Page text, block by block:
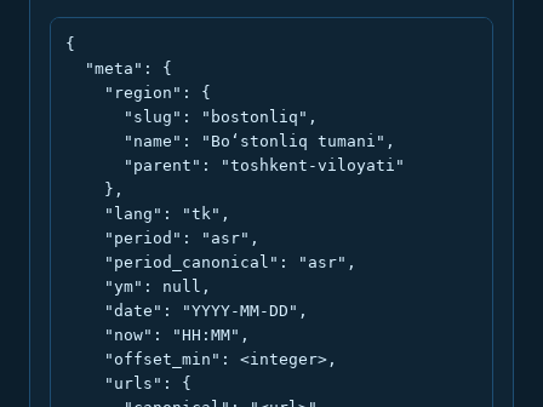
{
  "meta": {
    "region": {
      "slug": "bostonliq",
      "name": "Bo‘stonliq tumani",
      "parent": "toshkent-viloyati"
    },
    "lang": "tk",
    "period": "asr",
    "period_canonical": "asr",
    "ym": null,
    "date": "YYYY-MM-DD",
    "now": "HH:MM",
    "offset_min": <integer>,
    "urls": {